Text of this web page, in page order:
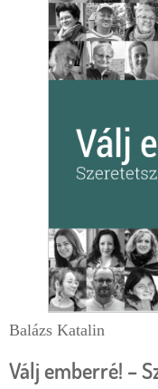
Balázs Katalin
Válj emberré! –